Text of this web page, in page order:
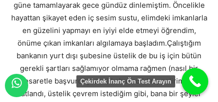
güne tamamlayarak gece gündüz dinlemiştim. Öncelikle
hayattan şikayet eden iç sesim sustu, elimdeki imkanlarla
en güzelini yapmayı en iyiyi elde etmeyi öğrendim,
önüme çıkan imkanları algılamaya başladım.Çalıştığım
bankanın yurt dışı şubesine üstelik de bu iş için bütün
gerekli şartları sağlamıyor olmama rağmen (nasıl bir
cesaretle başvurduysam ) kabul edildim, gelirim 3 e
katlandı, üstelik çevrem istediğim gibi, bana bir şeyler
Çekirdek İnanç Ön Test Arayın